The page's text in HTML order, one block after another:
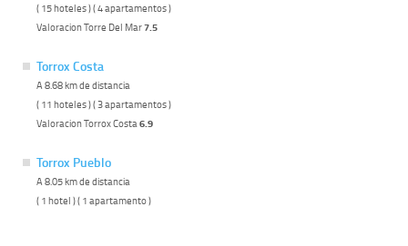
( 15 hoteles ) ( 4 apartamentos )
Valoracion Torre Del Mar7.5
Torrox Costa
A 8.68 km de distancia
( 11 hoteles ) ( 3 apartamentos )
Valoracion Torrox Costa6.9
Torrox Pueblo
A 8.05 km de distancia
( 1 hotel ) ( 1 apartamento )